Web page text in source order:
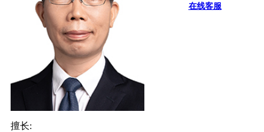
在线客服
擅长: